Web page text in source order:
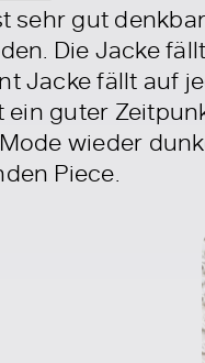
sehr gut
Die Jacke
Jacke fällt auf
ein guter
wieder
Piece.